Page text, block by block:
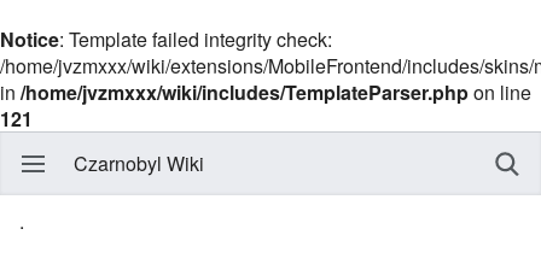
Notice: Template failed integrity check:
/home/jvzmxxx/wiki/extensions/MobileFrontend/includes/
in /home/jvzmxxx/wiki/includes/TemplateParser.phpon line
121
Czarnobyl Wiki
.